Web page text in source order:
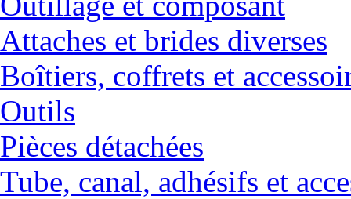
Attaches et brides diverses
Boîtiers, coffrets et
Outils
Pièces détachées
Tube, canal, adhésifs et